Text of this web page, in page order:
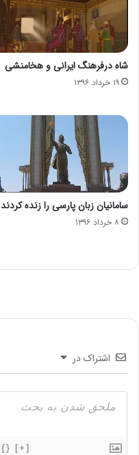
شاه درفرهنگ ایرانی و هخامنشی
۱۹ خرداد ۱۳۹۶
سامانیان زبان پارسی را زنده كردند
۸ خرداد ۱۳۹۶
اشتراک در
{} [+]